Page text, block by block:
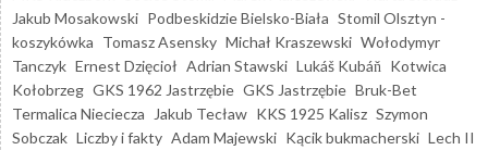
Jakub Mosakowski Podbeskidzie Bielsko-Biała Stomil Olsztyn -
koszykówka Tomasz Asensky Michał Kraszewski Wołodymyr
Tanczyk Ernest Dzięcioł Adrian Stawski Lukáš Kubáň Kotwica
Kołobrzeg GKS 1962 Jastrzębie GKS Jastrzębie Bruk-Bet
Termalica Nieciecza
Jakub Tecław KKS 1925 Kalisz Szymon
Sobczak Liczby i fakty Adam Majewski Kącik bukmacherski Lech II